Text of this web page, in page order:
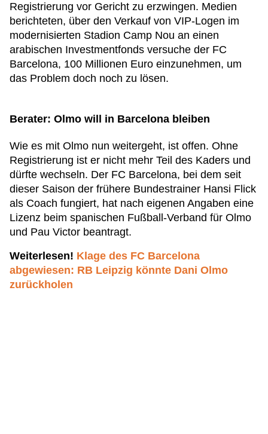
Registrierung vor Gericht zu erzwingen. Medien
berichteten, über den Verkauf von VIP-Logen im
modernisierten Stadion Camp Nou an einen
arabischen Investmentfonds versuche der FC
Barcelona, 100 Millionen Euro einzunehmen, um
das Problem doch noch zu lösen.
Berater: Olmo will in Barcelona bleiben
Wie es mit Olmo nun weitergeht, ist offen. Ohne
Registrierung ist er nicht mehr Teil des Kaders und
dürfte wechseln. Der FC Barcelona, bei dem seit
dieser Saison der frühere Bundestrainer Hansi Flick
als Coach fungiert, hat nach eigenen Angaben eine
Lizenz beim spanischen Fußball-Verband für Olmo
und Pau Victor beantragt.
Weiterlesen! Klage des FC Barcelona
abgewiesen: RB Leipzig könnte Dani Olmo
zurückholen